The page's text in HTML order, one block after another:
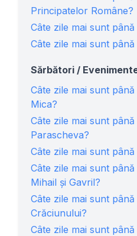
Principatelor Române?
Câte zile mai sunt
Câte zile mai sunt
Sărbători /
Câte zile mai sunt
Mica?
Câte zile mai sunt
Parascheva?
Câte zile mai sunt
Câte zile mai sunt
Mihail și Gavril?
Câte zile mai sunt
Crăciunului?
Câte zile mai sunt